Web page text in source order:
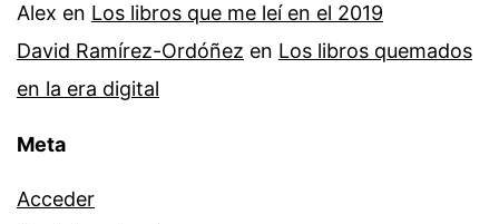
Alex en Los libros que me leí en el 2019
David Ramírez-Ordóñez en Los libros quemados
en la era digital
Meta
Acceder